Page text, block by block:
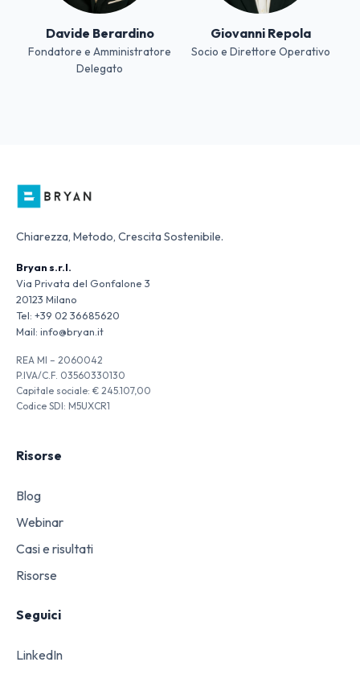
Davide Berardino
Fondatore e Amministratore
Delegato
Giovanni Repola
Socio e Direttore Operativo
Chiarezza, Metodo, Crescita Sostenibile.
Bryan s.r.l.
Via Privata del Gonfalone 3
20123 Milano
Tel: +39 02 36685620
Mail: info@bryan.it
REA MI – 2060042
P.IVA/C.F. 03560330130
Capitale sociale: € 245.107,00
Codice SDI: M5UXCR1
Risorse
Blog
Webinar
Casi e risultati
Risorse
Seguici
LinkedIn